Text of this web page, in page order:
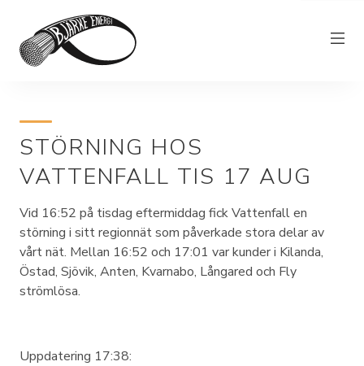
Elhandel
Bjärkefiber
Övrig verksamhet
Om Bjärke Energi
Kundservice
STÖRNING HOS
VATTENFALL TIS 17 AUG
Vid 16:52 på tisdag eftermiddag fick Vattenfall en
störning i sitt regionnät som påverkade stora delar av
vårt nät. Mellan 16:52 och 17:01 var kunder i Kilanda,
Östad, Sjövik, Anten, Kvarnabo, Långared och Fly
strömlösa.
Uppdatering 17:38: